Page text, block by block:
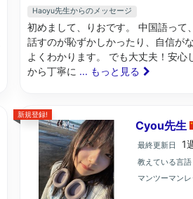
Haoyu先生からのメッセージ
初めまして、りおです。 中国語って
話すのが恥ずかしかったり、自信が
よくわかります。 でも大丈夫！安心
から丁寧に ... もっと見る
新規登録!
Cyou先生
最終更新日 1
教えている言語
マンツーマン